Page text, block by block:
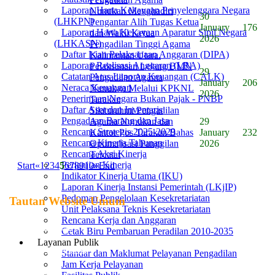
Laporan Harta Kekayaan Penyelenggara Negara
(LHKPN)
Laporan Harta Kekayaan Aparatur Sipil Negara
(LHKASN)
Daftar Isian Pelaksanaan Anggaran (DIPA)
Laporan Realisasi Anggaran (LRA)
Catatan Atas Laporan Keuangan (CALK)
Neraca Keuangan
Penerimaan Negara Bukan Pajak - PNBP
Daftar Aset dan Inventaris
Pengadaan Barang dan Jasa
Rencana Strategis 2025-2029
Rencana Kinerja Tahunan
Rencana Aksi Kinerja
Perjanjian Kinerja
Indikator Kinerja Utama (IKU)
Laporan Kinerja Instansi Pemerintah (LKjIP)
Pedoman Pengelolaan Kesekretariatan
Unit Pelaksana Teknis Kesekretariatan
Rencana Kerja dan Anggaran
Cetak Biru Pembaruan Peradilan 2010-2035
Layanan Publik
Standar dan Maklumat Pelayanan Pengadilan
Jam Kerja Pelayanan
Nunukan Menghadiri
Pengantar Alih Tugas Ketua
dan Wakil Ketua
Pengadilan Tinggi Agama
Kalimantan Utara.
30
January
2026
176
Pelaksanaan Lelang BMN
Pengadilan Agama
Nunukan Melalui KPKNL
Tarakan
29
January
2026
206
Silaturahmi Pengadilan
Agama Nunukan dan
Kantor Pos Tarakan Bahas
Optimalisasi Panggilan
Tercatat
29
January
2026
232
Start«12345678910»End
Tautan Website Umum
Mahkamah Agung RI
Badan Pengawasan MA RI
Ditjen Badilag